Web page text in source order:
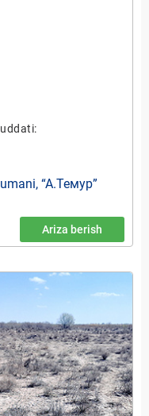
“А.Темур”
Ariza berish